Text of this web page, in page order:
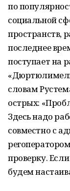
по
социальной
пространств,
последнее
поступает на
словам
острых:
Здесь надо
совместно с
проверку.
будем